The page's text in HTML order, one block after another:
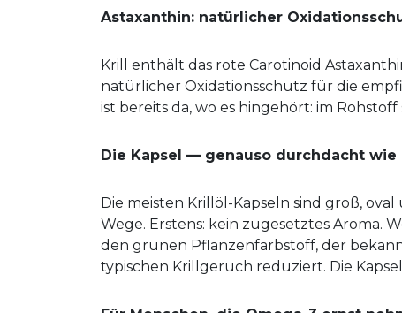
Astaxanthin: natürlicher
Krill enthält das rote Carotinoid
natürlicher Oxidationsschutz für die
ist bereits da, wo es hingehört: im Rohstoff
Die Kapsel — genauso durchdacht wie
Die meisten Krillöl-Kapseln sind groß,
Wege. Erstens: kein zugesetztes Aroma.
den grünen Pflanzenfarbstoff, der
typischen Krillgeruch reduziert. Die